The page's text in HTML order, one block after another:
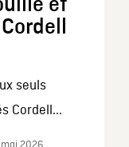
et
seuls
Cordell...